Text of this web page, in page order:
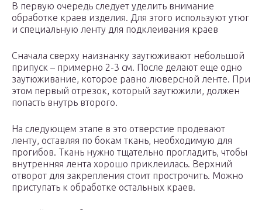
В первую очередь следует уделить внимание
обработке краев изделия. Для этого используют утюг
и специальную ленту для подклеивания краев
Сначала сверху наизнанку заутюживают небольшой
припуск – примерно 2-3 см. После делают еще одно
заутюживание, которое равно люверсной ленте. При
этом первый отрезок, который заутюжили, должен
попасть внутрь второго.
На следующем этапе в это отверстие продевают
ленту, оставляя по бокам ткань, необходимую для
прогибов. Ткань нужно тщательно прогладить, чтобы
внутренняя лента хорошо приклеилась. Верхний
отворот для закрепления стоит прострочить. Можно
приступать к обработке остальных краев.